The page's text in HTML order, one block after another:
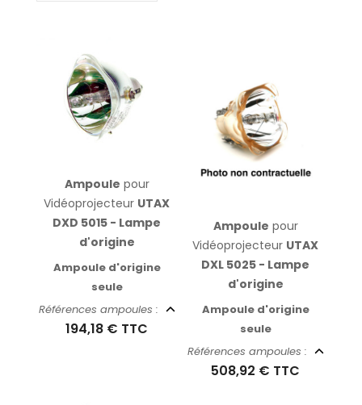
Ampoule pour
Vidéoprojecteur UTAX
DXD 5015 - Lampe
d'origine
Ampoule d'origine
seule
Références ampoules :
194,18 € TTC
Ampoule pour
Vidéoprojecteur UTAX
DXL 5025 - Lampe
d'origine
Ampoule d'origine
seule
Références ampoules :
508,92 € TTC